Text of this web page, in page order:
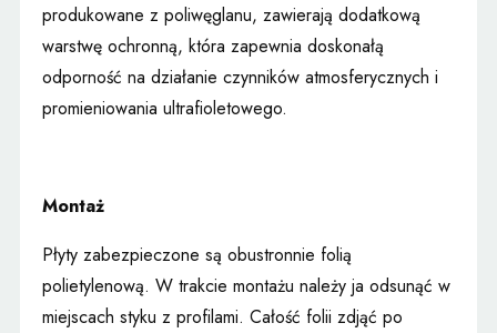
produkowane z poliwęglanu, zawierają dodatkową
warstwę ochronną, która zapewnia doskonałą
odporność na działanie czynników atmosferycznych i
promieniowania ultrafioletowego.
Montaż
Płyty zabezpieczone są obustronnie folią
polietylenową. W trakcie montażu należy ja odsunąć w
miejscach styku z profilami. Całość folii zdjąć po